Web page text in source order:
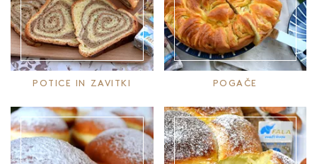
POTICE IN ZAVITKI POGAČE